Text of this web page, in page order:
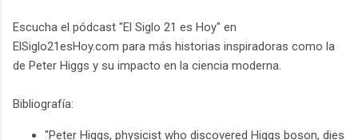
Escucha el pódcast "El Siglo 21 es Hoy" en
ElSiglo21esHoy.com para más historias inspiradoras como la
de Peter Higgs y su impacto en la ciencia moderna.
Bibliografía:
"Peter Higgs, physicist who discovered Higgs boson, dies